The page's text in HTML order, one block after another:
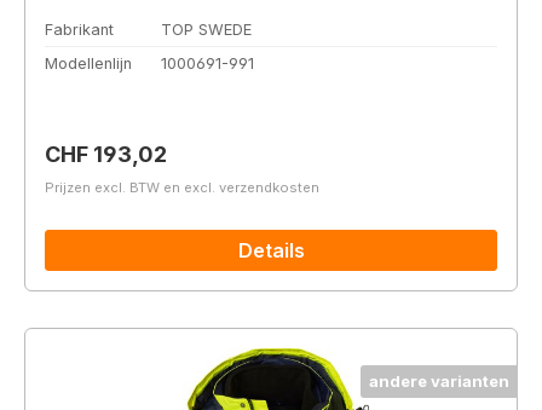
Fabrikant
TOP SWEDE
Modellenlijn
1000691-991
Normale prijs:
CHF 193,02
Prijzen excl. BTW en excl. verzendkosten
Details
andere varianten